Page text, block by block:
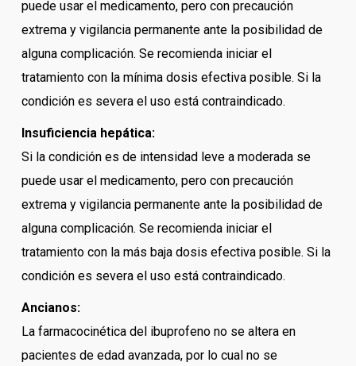
puede usar el medicamento, pero con precaución
extrema y vigilancia permanente ante la posibilidad de
alguna complicación. Se recomienda iniciar el
tratamiento con la mínima dosis efectiva posible. Si la
condición es severa el uso está contraindicado.
Insuficiencia hepática:
Si la condición es de intensidad leve a moderada se
puede usar el medicamento, pero con precaución
extrema y vigilancia permanente ante la posibilidad de
alguna complicación. Se recomienda iniciar el
tratamiento con la más baja dosis efectiva posible. Si la
condición es severa el uso está contraindicado.
Ancianos:
La farmacocinética del ibuprofeno no se altera en
pacientes de edad avanzada, por lo cual no se